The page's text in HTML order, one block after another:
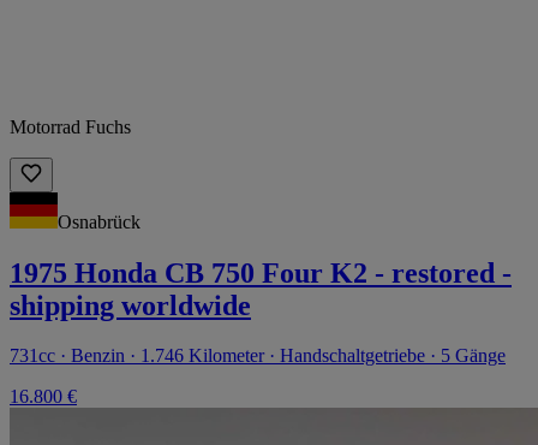
Motorrad Fuchs
Osnabrück
1975 Honda CB 750 Four K2 - restored -
shipping worldwide
731cc · Benzin · 1.746 Kilometer · Handschaltgetriebe · 5 Gänge
16.800 €